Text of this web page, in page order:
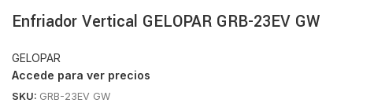
Enfriador Vertical GELOPAR GRB-23EV GW
GELOPAR
Accede para ver precios
SKU: GRB-23EV GW